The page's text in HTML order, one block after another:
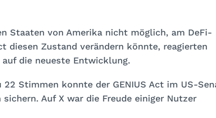
Staaten von Amerika nicht möglich, am DeFi-
diesen Zustand verändern könnte, reagierten
die neueste Entwicklung.
Stimmen konnte der GENIUS Act im US-
Auf X war die Freude einiger Nutzer